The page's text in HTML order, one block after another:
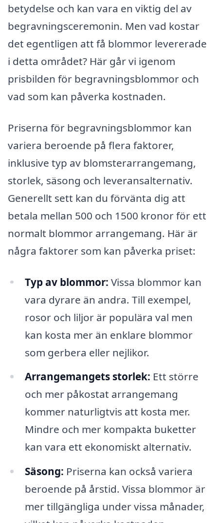
betydelse och kan vara en viktig del av
begravningsceremonin. Men vad kostar
det egentligen att få blommor levererade
i detta området? Här går vi igenom
prisbilden för begravningsblommor och
vad som kan påverka kostnaden.
Priserna för begravningsblommor kan
variera beroende på flera faktorer,
inklusive typ av blomsterarrangemang,
storlek, säsong och leveransalternativ.
Generellt sett kan du förvänta dig att
betala mellan 500 och 1500 kronor för ett
normalt blommor arrangemang. Här är
några faktorer som kan påverka priset:
Typ av blommor: Vissa blommor kan
vara dyrare än andra. Till exempel,
rosor och liljor är populära val men
kan kosta mer än enklare blommor
som gerbera eller nejlikor.
Arrangemangets storlek: Ett större
och mer påkostat arrangemang
kommer naturligtvis att kosta mer.
Mindre och mer kompakta buketter
kan vara ett ekonomiskt alternativ.
Säsong: Priserna kan också variera
beroende på årstid. Vissa blommor är
mer tillgängliga under vissa månader,